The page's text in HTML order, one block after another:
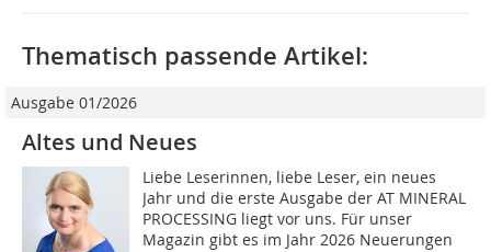
Thematisch passende Artikel:
Ausgabe 01/2026
Altes und Neues
Liebe Leserinnen, liebe Leser, ein neues
Jahr und die erste Ausgabe der AT MINERAL
PROCESSING liegt vor uns. Für unser
Magazin gibt es im Jahr 2026 Neuerungen 